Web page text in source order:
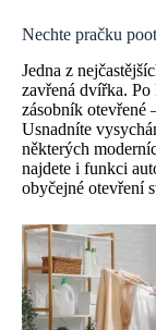
Nechte pračku
Jedna z
zavřená dvířka. Po
zásobník otevřené
Usnadníte
některých
najdete i funkci
obyčejné otevření